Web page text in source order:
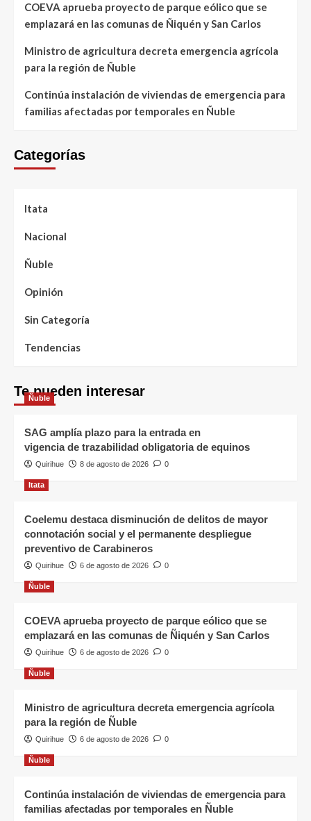
COEVA aprueba proyecto de parque eólico que se
emplazará en las comunas de Ñiquén y San Carlos
Ministro de agricultura decreta emergencia agrícola
para la región de Ñuble
Continúa instalación de viviendas de emergencia para
familias afectadas por temporales en Ñuble
Categorías
Itata
Nacional
Ñuble
Opinión
Sin Categoría
Tendencias
Te pueden interesar
Ñuble
SAG amplía plazo para la entrada en
vigencia de trazabilidad obligatoria de equinos
Quirihue 8 de agosto de 2026 0
Itata
Coelemu destaca disminución de delitos de mayor
connotación social y el permanente despliegue
preventivo de Carabineros
Quirihue 6 de agosto de 2026 0
Ñuble
COEVA aprueba proyecto de parque eólico que se
emplazará en las comunas de Ñiquén y San Carlos
Quirihue 6 de agosto de 2026 0
Ñuble
Ministro de agricultura decreta emergencia agrícola
para la región de Ñuble
Quirihue 6 de agosto de 2026 0
Ñuble
Continúa instalación de viviendas de emergencia para
familias afectadas por temporales en Ñuble